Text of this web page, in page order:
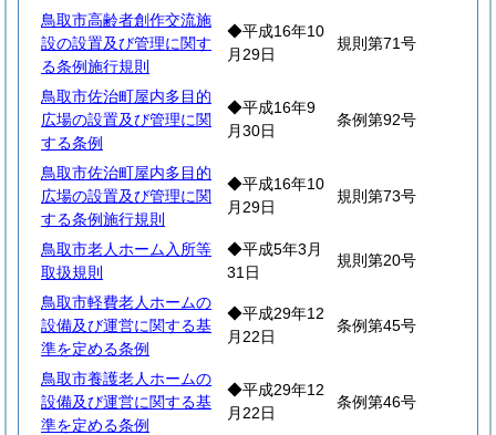
鳥取市高齢者創作交流施
設の設置及び管理に関す
る条例施行規則
◆平成16年10
月29日
規則第71号
鳥取市佐治町屋内多目的
広場の設置及び管理に関
する条例
◆平成16年9
月30日
条例第92号
鳥取市佐治町屋内多目的
広場の設置及び管理に関
する条例施行規則
◆平成16年10
月29日
規則第73号
鳥取市老人ホーム入所等
取扱規則
◆平成5年3月
31日
規則第20号
鳥取市軽費老人ホームの
設備及び運営に関する基
準を定める条例
◆平成29年12
月22日
条例第45号
鳥取市養護老人ホームの
設備及び運営に関する基
準を定める条例
◆平成29年12
月22日
条例第46号